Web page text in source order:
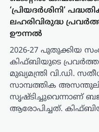
‘പ്രിയദർശിനി’
ലഹരിവിരുദ്ധ
ഊന്നൽ
2026-27 പുതുക്കിയ
കിഫ്ബിയുടെ
മുഖ്യമന്ത്രി വി.ഡി.
സാമ്പത്തിക
സൃഷ്ടിച്ചുവെന്നാണ്
ആരോപിച്ചത്.